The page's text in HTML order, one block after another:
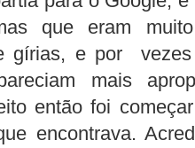
que eram
gírias, e por
mais
então foi
encontrava.